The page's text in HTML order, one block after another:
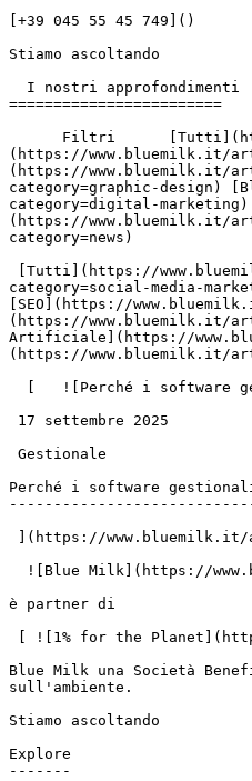
[+39 045 55 45 749]()
Stiamo ascoltando
========================
(https://www.bluemilk.it/
(https://www.bluemilk.it/
category=graphic-design)
category=digital-
(https://www.bluemilk.it/
category=news)
category=social-media-
[SEO](https://
(https://www.bluemilk.it/
Artificiale](https://
(https://www.bluemilk.it/
Perché i software
è partner di
Blue Milk una Società
sull'ambiente.
Stiamo ascoltando
Explore
-------